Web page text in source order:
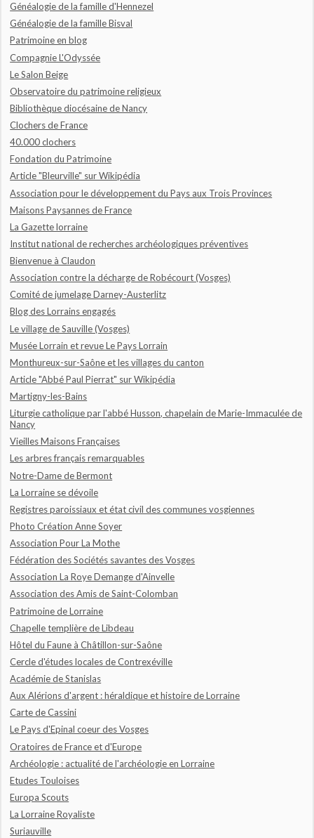
Généalogie de la famille d'Hennezel
Généalogie de la famille Bisval
Patrimoine en blog
Compagnie L'Odyssée
Le Salon Beige
Observatoire du patrimoine religieux
Bibliothèque diocésaine de Nancy
Clochers de France
40.000 clochers
Fondation du Patrimoine
Article "Bleurville" sur Wikipédia
Association pour le développement du Pays aux Trois Provinces
Maisons Paysannes de France
La Gazette lorraine
Institut national de recherches archéologiques préventives
Bienvenue à Claudon
Association contre la décharge de Robécourt (Vosges)
Comité de jumelage Darney-Austerlitz
Blog des Lorrains engagés
Le village de Sauville (Vosges)
Musée Lorrain et revue Le Pays Lorrain
Monthureux-sur-Saône et les villages du canton
Article "Abbé Paul Pierrat" sur Wikipédia
Martigny-les-Bains
Liturgie catholique par l'abbé Husson, chapelain de Marie-Immaculée de
Nancy
Vieilles Maisons Françaises
Les arbres français remarquables
Notre-Dame de Bermont
La Lorraine se dévoile
Registres paroissiaux et état civil des communes vosgiennes
Photo Création Anne Soyer
Association Pour La Mothe
Fédération des Sociétés savantes des Vosges
Association La Roye Demange d'Ainvelle
Association des Amis de Saint-Colomban
Patrimoine de Lorraine
Chapelle templière de Libdeau
Hôtel du Faune à Châtillon-sur-Saône
Cercle d'études locales de Contrexéville
Académie de Stanislas
Aux Alérions d'argent : héraldique et histoire de Lorraine
Carte de Cassini
Le Pays d'Epinal coeur des Vosges
Oratoires de France et d'Europe
Archéologie : actualité de l'archéologie en Lorraine
Etudes Touloises
Europa Scouts
La Lorraine Royaliste
Suriauville